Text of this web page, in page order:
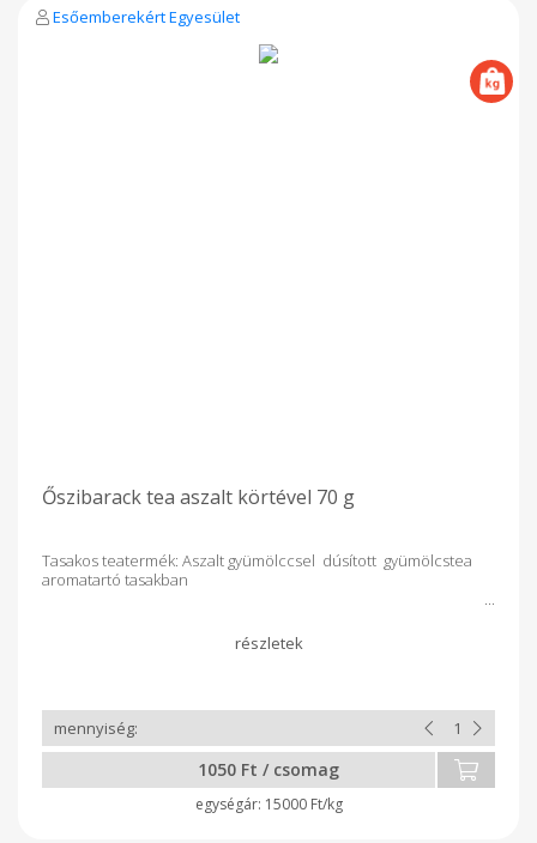
Esőemberekért Egyesület
Őszibarack tea aszalt körtével 70 g
Tasakos teatermék: Aszalt gyümölccsel dúsított gyümölcstea
aromatartó tasakban
1050 Ft / csomag
15000 Ft/kg